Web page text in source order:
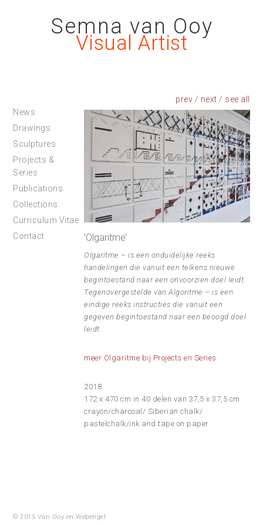
Semna van Ooy
Visual Artist
prev / next /
‘Olgaritme’
Olgaritme – is een onduidelijke reeks
handelingen die vanuit een telkens nieuwe
begintoestand naar een onvoorzien doel leidt.
Tegenovergestelde van Algoritme – is een
eindige reeks instructies die vanuit een
gegeven begintoestand naar een beoogd doel
leidt.
meer Olgaritme bij Projects en Series
2018
172 x 470 cm in 40 delen van 37,5 x 37,5 cm
crayon/charcoal/ Siberian chalk/
pastelchalk/ink and tape on paper
News
Drawings
Sculptures
Projects &
Series
Publications
Collections
Curriculum Vitae
Contact
© 2015 Van Ooy enWebengel